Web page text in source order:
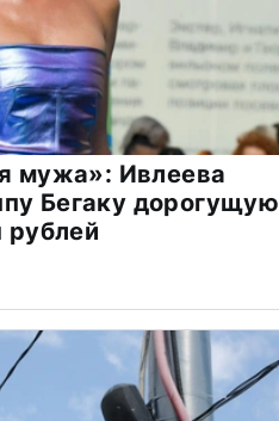
мужа»: Ивлеева
Бегаку дорогущую
рублей